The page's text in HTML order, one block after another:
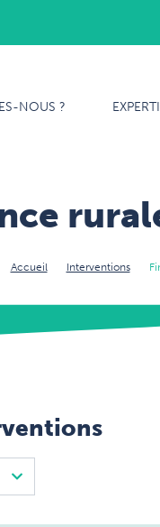
NOUS ?
Accueil Interventions
NOTRE